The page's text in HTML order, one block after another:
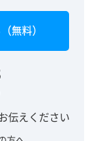
無料）
伝えください